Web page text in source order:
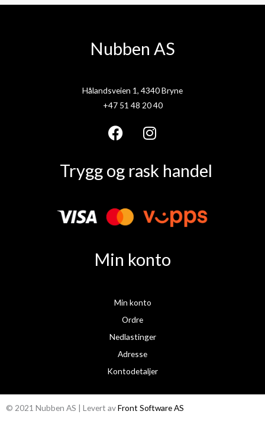
Nubben AS
Hålandsveien 1, 4340 Bryne
+47 51 48 20 40
F
c
b
o
I
n
s
g
m
Trygg og rask handel
Min konto
Min konto
Ordre
Nedlastinger
Adresse
Kontodetaljer
© 2021 Nubben AS | Levert avFront Software AS